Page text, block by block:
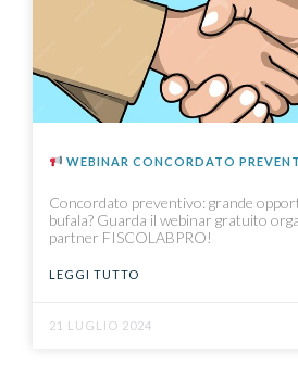
WEBINAR CONCORDATO
Concordato preventivo: grande
bufala? Guarda il webinar gratuito
partner FISCOLABPRO!
LEGGI TUTTO
21 LUGLIO 2024